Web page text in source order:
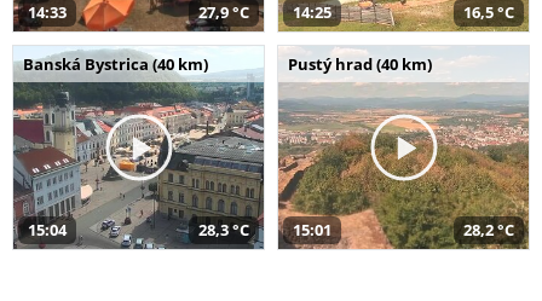
14:33 27,9 °C 14:25 16,5 °C
Banská Bystrica (40 km)
15:04 28,3 °C
Pustý hrad (40 km)
15:01 28,2 °C